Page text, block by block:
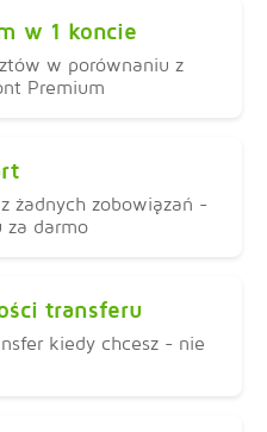
w 1 koncie
w porównaniu z
Premium
żadnych zobowiązań -
za darmo
transferu
kiedy chcesz - nie